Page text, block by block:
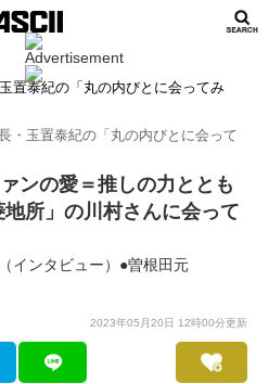
置泰紀の「丸の内びとに会ってみ
・玉置泰紀の「丸の内びとに会って
ンの愛＝推しの力ととも
所」の川村さんに会って
インタビュー）●曽根田元
2023年05月20日 12時00分更新